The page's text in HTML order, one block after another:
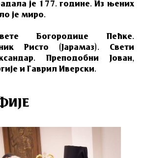
је 177. године. Из њених
је миро.
Богородице Пећке.
Ристо (Јарамаз). Свети
Преподобни Јован,
и Гаврил Иверски.